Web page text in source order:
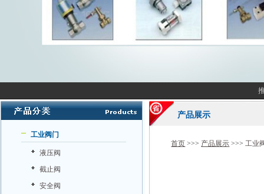
工业阀门
液压阀
截止阀
安全阀
产品展示
首页 >>> 产品展示 >>>工业